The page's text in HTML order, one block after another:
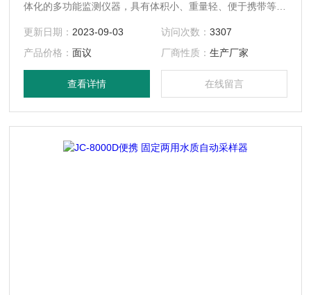
体化的多功能监测仪器，具有体积小、重量轻、便于携带等特
国环境保护部水质自动采样器技术要求及检测方法（HJ/T372
—2007）。
更新日期： 2023-09-03 访问次数： 3307
产品价格：面议 厂商性质： 生产厂家
查看详情 在线留言